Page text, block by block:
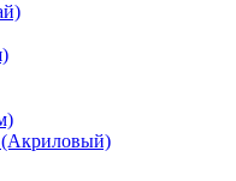
(Акриловый)